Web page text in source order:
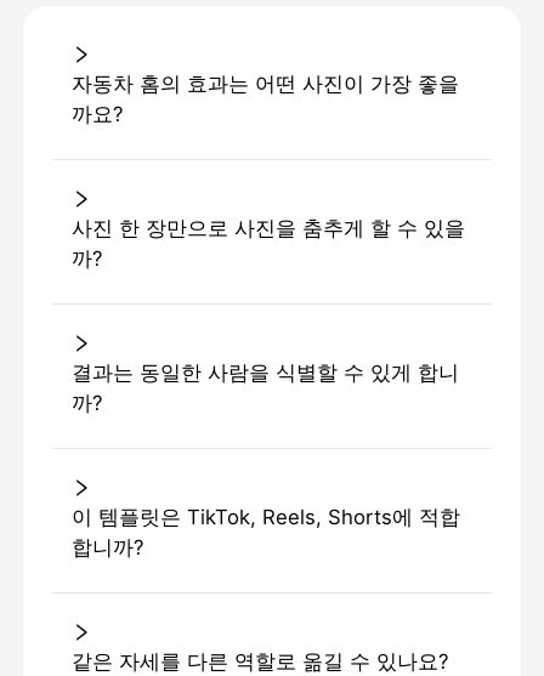
자동차 홈의 효과는 어떤 사진이 가장 좋을
까요?
사진 한 장만으로 사진을 춤추게 할 수 있을
까?
결과는 동일한 사람을 식별할 수 있게 합니
까?
이 템플릿은 TikTok, Reels, Shorts에 적합
합니까?
같은 자세를 다른 역할로 옮길 수 있나요?